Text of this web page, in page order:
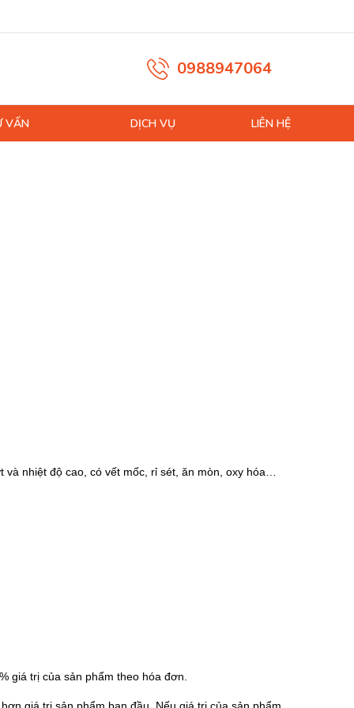
0988947064
VẤN DỊCH VỤ LIÊN HỆ
nhiệt độ cao, có vết mốc, rỉ sét, ăn mòn, oxy hóa…
giá trị của sản phẩm theo hóa đơn.